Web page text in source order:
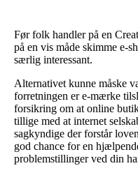
Før folk handler på en
på en vis måde skimme e-
særlig interessant.
Alternativet kunne måske
forretningen er e-mærke
forsikring om at online
tillige med at internet
sagkyndige der forstår
god chance for en
problemstillinger ved din